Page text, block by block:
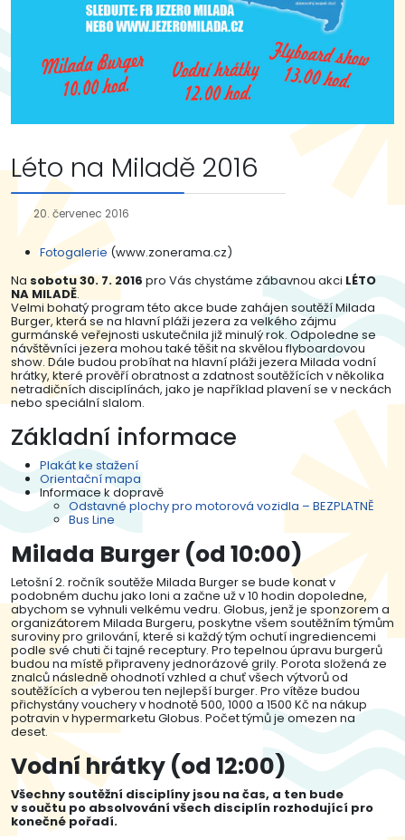
Léto na Miladě 2016
20. červenec 2016
Fotogalerie (www.zonerama.cz)
Na sobotu 30. 7. 2016 pro Vás chystáme zábavnou akci LÉTO
NA MILADĚ.
Velmi bohatý program této akce bude zahájen soutěží Milada
Burger, která se na hlavní pláži jezera za velkého zájmu
gurmánské veřejnosti uskutečnila již minulý rok. Odpoledne se
návštěvníci jezera mohou také těšit na skvělou flyboardovou
show. Dále budou probíhat na hlavní pláži jezera Milada vodní
hrátky, které prověří obratnost a zdatnost soutěžících v několika
netradičních disciplínách, jako je například plavení se v neckách
nebo speciální slalom.
Základní informace
Plakát ke stažení
Orientační mapa
Informace k dopravě
Odstavné plochy pro motorová vozidla – BEZPLATNĚ
Bus Line
Milada Burger (od 10:00)
Letošní 2. ročník soutěže Milada Burger se bude konat v
podobném duchu jako loni a začne už v 10 hodin dopoledne,
abychom se vyhnuli velkému vedru. Globus, jenž je sponzorem a
organizátorem Milada Burgeru, poskytne všem soutěžním týmům
suroviny pro grilování, které si každý tým ochutí ingrediencemi
podle své chuti či tajné receptury. Pro tepelnou úpravu burgerů
budou na místě připraveny jednorázové grily. Porota složená ze
znalců následně ohodnotí vzhled a chuť všech výtvorů od
soutěžících a vyberou ten nejlepší burger. Pro vítěze budou
přichystány vouchery v hodnotě 500, 1000 a 1500 Kč na nákup
potravin v hypermarketu Globus. Počet týmů je omezen na
deset.
Vodní hrátky (od 12:00)
Všechny soutěžní disciplíny jsou na čas, a ten bude
v součtu po absolvování všech disciplín rozhodující pro
konečné pořadí.